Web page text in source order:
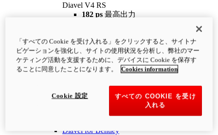
Diavel V4 RS
182 ps 最高出力
¥4,400,000 i
コンフィギュレーター 製品詳細
newV4 RS 100
12.2 kgm
最大トルク
装備重量（燃料を除く）
Diavel for Bentley
「すべての Cookie を受け入れる」をクリックすると、サイトナ
ビゲーションを強化し、サイトの使用状況を分析し、弊社のマー
ケティング活動を支援するために、デバイスに Cookie を保存す
ることに同意したことになります。
Cookies information
すべての COOKIE を受け
入れる
Cookie 設定